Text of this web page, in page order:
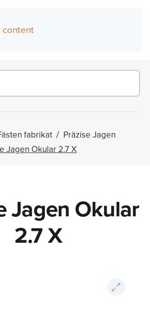
content
fabrikat
Präzise Jagen
Jagen Okular 2.7 X
Jagen Okular
2.7 X